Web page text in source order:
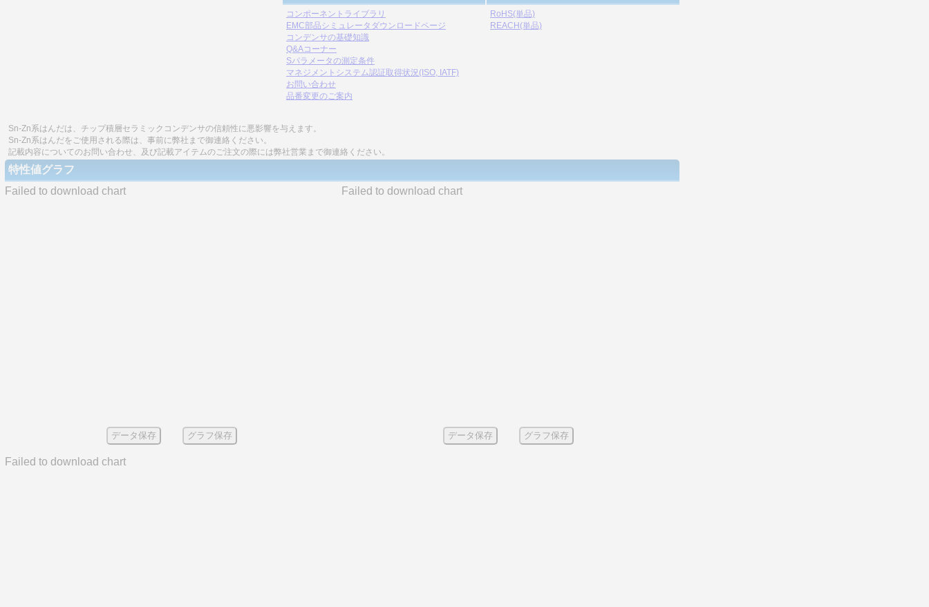
コンポーネントライブラリ
EMC部品シミュレータダウンロードページ
コンデンサの基礎知識
Q&Aコーナー
Sパラメータの測定条件
マネジメントシステム認証取得状況(ISO, IATF)
お問い合わせ
品番変更のご案内
RoHS(単品)
REACH(単品)
Sn-Zn系はんだは、チップ積層セラミックコンデンサの信頼性に悪影響を与えます。
Sn-Zn系はんだをご使用される際は、事前に弊社まで御連絡ください。
記載内容についてのお問い合わせ、及び記載アイテムのご注文の際には弊社営業まで御連絡ください。
特性値グラフ
Failed to download chart
データ保存 グラフ保存
Failed to download chart
データ保存 グラフ保存
Failed to download chart